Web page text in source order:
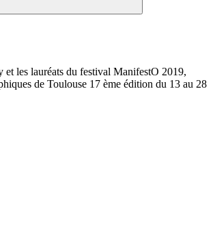
et les lauréats du festival ManifestO 2019,
de Toulouse 17 ème édition du 13 au 28